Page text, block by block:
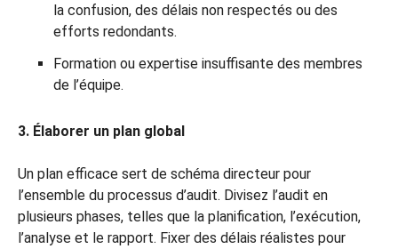
la confusion, des délais non respectés ou des
efforts redondants.
Formation ou expertise insuffisante des membres
de l’équipe.
3. Élaborer un plan global
Un plan efficace sert de schéma directeur pour
l’ensemble du processus d’audit. Divisez l’audit en
plusieurs phases, telles que la planification, l’exécution,
l’analyse et le rapport. Fixer des délais réalistes pour